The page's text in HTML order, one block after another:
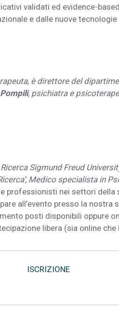
validati ed evidence-
e dalle nuove tecnologie
è direttore del
, psichiatra e
Sigmund Freud
Medico specialista in
professionisti nei settori della
all’evento presso la
posti disponibili oppure
libera (sia online che
ISCRIZIONE